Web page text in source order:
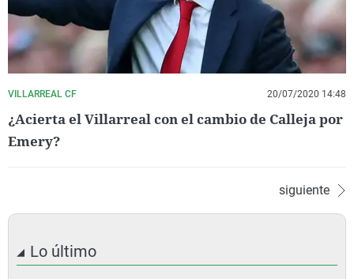
VILLARREAL CF 20/07/2020 14:48
¿Acierta el Villarreal con el cambio de Calleja por
Emery?
siguiente
Lo último